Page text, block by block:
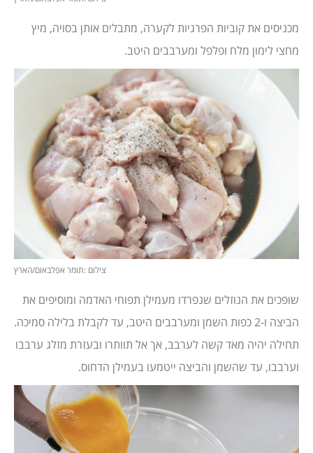
מכניסים את קוביות הפרגיות לקערה, מתבלים אותן בסויה, מיץ
מחצי לימון מלח ופלפל ומערבבים היטב.
צילום :תומר אפלבאום/הארץ
שופכים את הנוזלים שנפרדו מעמילן תפוחי האדמה ומוסיפים את
הביצה ו-2 כפות השמן ומערבבים היטב, עד לקבלת בלילה סמיכה.
תחילה יהיה מאד קשה לערבב, אך אל תוותרו ובעזרת מזלג ערבבו
וערבבו, עד שהשמן והביצה ייטמעו בעמילן הדחוס.